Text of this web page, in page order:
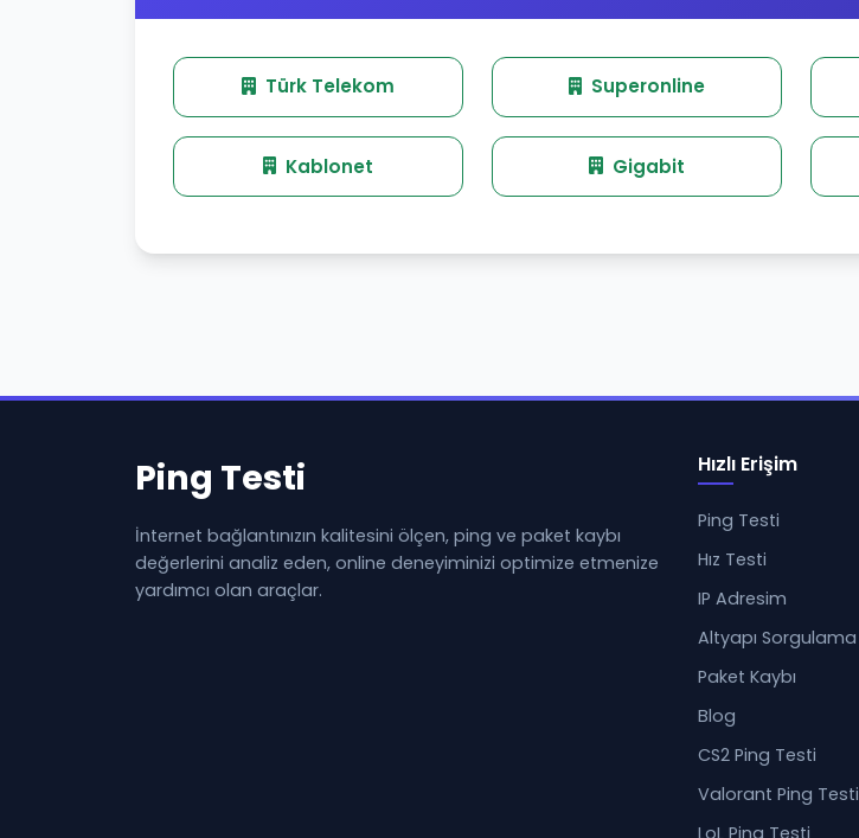
Türk Telekom Superonline
Kablonet Gigabit
Ping Testi
İnternet bağlantınızın kalitesini ölçen, ping ve paket kaybı
değerlerini analiz eden, online deneyiminizi optimize etmenize
yardımcı olan araçlar.
Hızlı Erişim
Ping Testi
Hız Testi
IP Adresim
Altyapı Sorgulama
Paket Kaybı
Blog
CS2 Ping Testi
Valorant Ping Testi